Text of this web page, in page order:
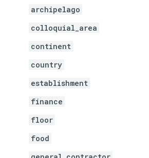
archipelago
colloquial_area
continent
country
establishment
finance
floor
food